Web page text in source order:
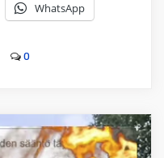
WhatsApp
0